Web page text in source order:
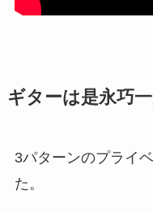
ギターは是永巧
3パターンのプライ
た。